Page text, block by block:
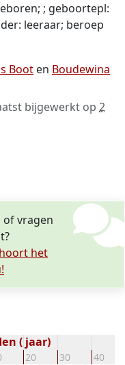
; geboortepl:
leeraar; beroep
Boot en Boudewina
bijgewerkt op 2
of vragen
het
20 30 40
( jaar)